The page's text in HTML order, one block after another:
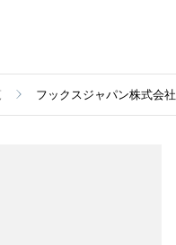
フックスジャパン株式会社